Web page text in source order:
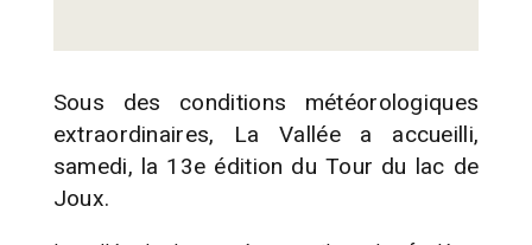
Sous des conditions météorologiques
extraordinaires, La Vallée a accueilli,
samedi, la 13e édition du Tour du lac de
Joux.